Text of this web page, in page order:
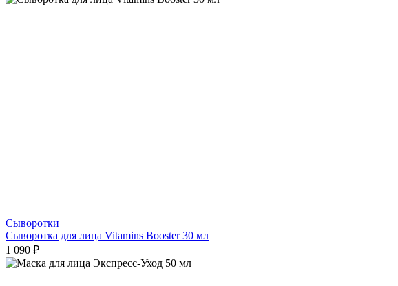
Сыворотки
Сыворотка для лица Vitamins Booster 30 мл
1 090 ₽